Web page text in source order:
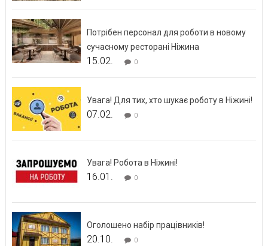
Потрібен персонал для роботи в новому
сучасному ресторані Ніжина
15.02. 0
Увага! Для тих, хто шукає роботу в Ніжині!
07.02. 0
Увага! Робота в Ніжині!
16.01. 0
Оголошено набір працівників!
20.10. 0